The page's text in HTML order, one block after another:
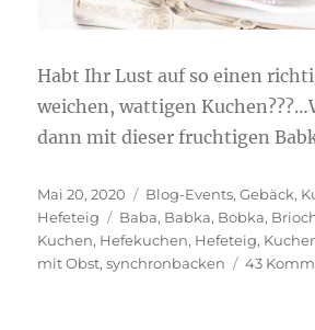
Habt Ihr Lust auf so einen
weichen, wattigen
dann mit dieser fruchtigen
Veröffentlicht
am
Mai 20, 2020 Kategorien
Blog-Events,Gebäck,
Hefeteig
Schlagwörter
Baba, Babka, Bobka,
Kuchen, Hefekuchen, Hefeteig,
mit Obst,synchronbacken 43